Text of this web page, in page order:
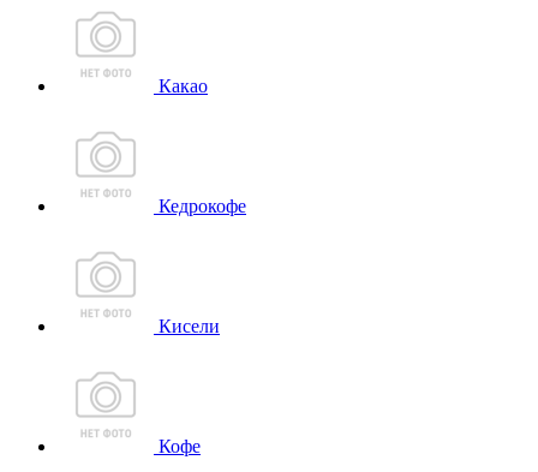
Какао
Кедрокофе
Кисели
Кофе